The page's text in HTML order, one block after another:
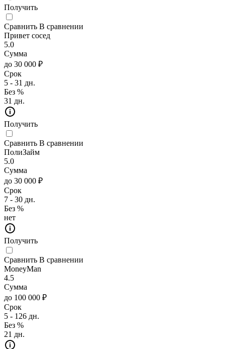
Получить
Сравнить В сравнении
Привет сосед
5.0
Сумма
до 30 000 ₽
Срок
5 - 31 дн.
Без %
31 дн.
Получить
Сравнить В сравнении
ПолиЗайм
5.0
Сумма
до 30 000 ₽
Срок
7 - 30 дн.
Без %
нет
Получить
Сравнить В сравнении
MoneyMan
4.5
Сумма
до 100 000 ₽
Срок
5 - 126 дн.
Без %
21 дн.